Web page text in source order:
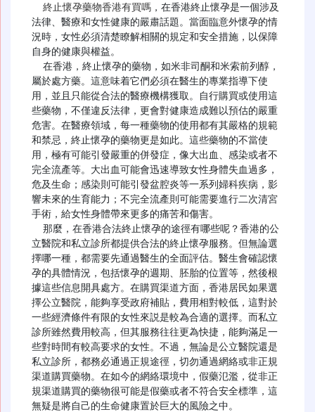
終止懷孕藥物香港有買嗎 ，在香港終止懷孕是一個涉及
法律、醫療和女性健康的嚴肅話題。當面臨意外懷孕的情
況時，女性必須清楚瞭解相關的規定和安全措施，以保障
自身的健康與權益。
屬於處方藥。這意味着它們必須在醫生的專業指導下使
用，並且只能從合法的醫療機構獲取。自行購買或使用這
些藥物，不僅違反法律，更會對健康造成難以預估的嚴重
危害。在醫療領域，每一種藥物的使用都有其嚴格的規範
和禁忌，終止懷孕的藥物更是如此。這些藥物的不當使
用，極有可能引發嚴重的併發症，像大出血、感染或者不
完全流產等。大出血可能會迅速導致女性身體失血過多，
危及生命；感染則可能引發盆腔炎等一系列婦科疾病，影
響未來的生育能力；不完全流產則可能需要進行二次清宮
手術，給女性身體帶來更多的痛苦和傷害。
立醫院和私立診所都提供合法的終止懷孕服務。但無論選
擇哪一種，都需要先通過醫生的全面評估。醫生會確認懷
孕的具體情況，包括懷孕的週期、胚胎的位置等，然後根
據這些信息開具處方。在購買渠道方面，香港居民如果選
擇公立醫院，能夠享受政府補貼，費用相對較低，這對於
一些經濟條件有限的女性來説是較為合適的選擇。而私立
診所雖然費用較高，但其服務往往更為快捷，能夠滿足一
些對時間有較高要求的女性。不過，無論是公立醫院還是
私立診所，都務必通過正規途徑，切勿通過網絡或非正規
渠道購買藥物。在如今的網絡環境中，假藥氾濫，從非正
規渠道購買的藥物很可能是假藥或者不符合安全標準，這
無疑是將自己的生命健康置於巨大的風險之中。